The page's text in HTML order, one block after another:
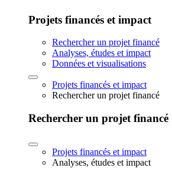
Projets financés et impact
Rechercher un projet financé
Analyses, études et impact
Données et visualisations
Projets financés et impact
Rechercher un projet financé
Rechercher un projet financé
Projets financés et impact
Analyses, études et impact